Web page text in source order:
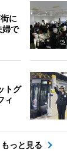
に
婦で
トグ
ィ
もっと見る